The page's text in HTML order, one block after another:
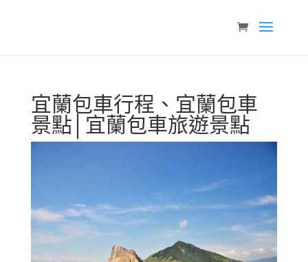
宜蘭包車行程、宜蘭包車
景點│宜蘭包車旅遊景點